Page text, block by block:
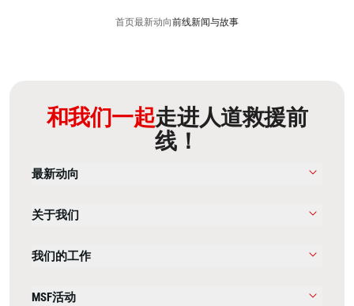
首页最新动向前线新闻与故事
和我们一起走进人道救援前
线！
最新动向
关于我们
我们的工作
MSF活动